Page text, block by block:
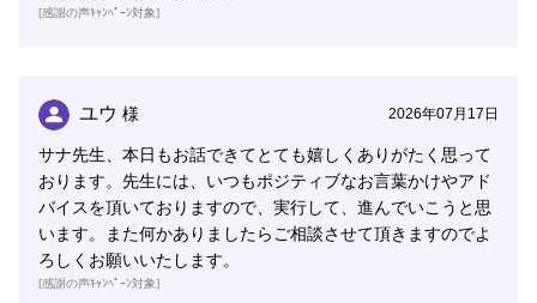
[感謝の声ｷｬﾝﾍﾟｰﾝ対象]
ユウ 様 2026年07月17日
サナ先生、本日もお話できてとても嬉しくありがたく思って
おります。先生には、いつもポジティブなお言葉かけやアド
バイスを頂いておりますので、実行して、進んでいこうと思
います。また何かありましたらご相談させて頂きますのでよ
ろしくお願いいたします。
[感謝の声ｷｬﾝﾍﾟｰﾝ対象]